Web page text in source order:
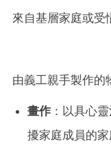
來自基層家庭或受
由義工親手製作的
畫作 ： 以具心
擾家庭成員的家